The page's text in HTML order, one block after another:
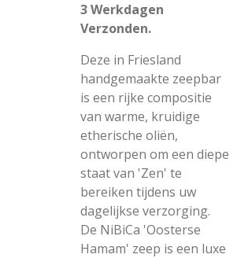
3 Werkdagen
Verzonden.
Deze in Friesland
handgemaakte zeepbar
is een rijke compositie
van warme, kruidige
etherische oliën,
ontworpen om een diepe
staat van 'Zen' te
bereiken tijdens uw
dagelijkse verzorging.
De NiBiCa 'Oosterse
Hamam' zeep is een luxe